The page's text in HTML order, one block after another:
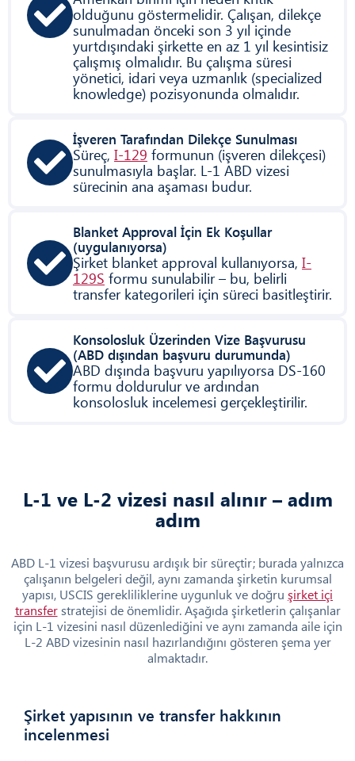
olduğunu göstermelidir. Çalışan, dilekçe
sunulmadan önceki son 3 yıl içinde
yurtdışındaki şirkette en az 1 yıl kesintisiz
çalışmış olmalıdır. Bu çalışma süresi
yönetici, idari veya uzmanlık (specialized
knowledge) pozisyonunda olmalıdır.
İşveren Tarafından Dilekçe Sunulması
Süreç, I-129 formunun (işveren dilekçesi)
sunulmasıyla başlar. L-1 ABD vizesi
sürecinin ana aşaması budur.
Blanket Approval İçin Ek Koşullar
(uygulanıyorsa)
Şirket blanket approval kullanıyorsa, I-
129S formu sunulabilir – bu, belirli
transfer kategorileri için süreci basitleştirir.
Konsolosluk Üzerinden Vize Başvurusu
(ABD dışından başvuru durumunda)
ABD dışında başvuru yapılıyorsa DS-160
formu doldurulur ve ardından
konsolosluk incelemesi gerçekleştirilir.
L-1 ve L-2 vizesi nasıl alınır – adım
adım
ABD L-1 vizesi başvurusu ardışık bir süreçtir; burada yalnızca
çalışanın belgeleri değil, aynı zamanda şirketin kurumsal
yapısı, USCIS gerekliliklerine uygunluk ve doğru şirket içi
transferstratejisi de önemlidir. Aşağıda şirketlerin çalışanlar
için L-1 vizesini nasıl düzenlediğini ve aynı zamanda aile için
L-2 ABD vizesinin nasıl hazırlandığını gösteren şema yer
almaktadır.
Şirket yapısının ve transfer hakkının
incelenmesi